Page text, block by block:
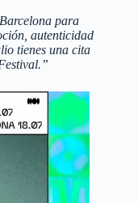
para
autenticidad
tienes una cita